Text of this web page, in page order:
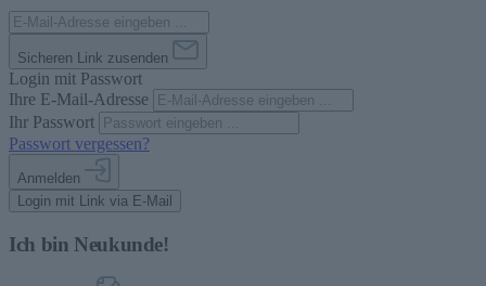
Sicheren Link zusenden
Login mit Passwort
Ihre E-Mail-Adresse
Ihr Passwort
Passwort vergessen?
Anmelden
Login mit Link via E-Mail
Ich bin Neukunde!